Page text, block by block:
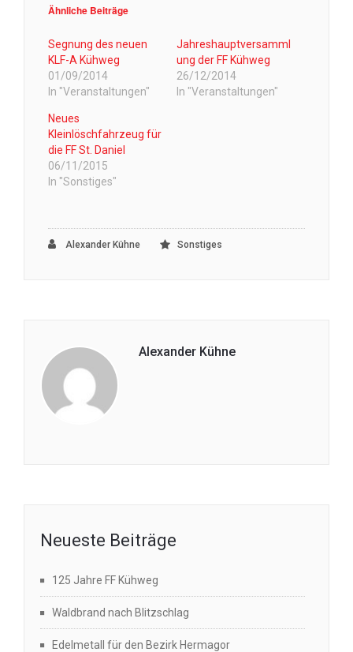
Ähnliche Beiträge
Segnung des neuen
KLF-A Kühweg
01/09/2014
In "Veranstaltungen"
Jahreshauptversamml
ung der FF Kühweg
26/12/2014
In "Veranstaltungen"
Neues
Kleinlöschfahrzeug für
die FF St. Daniel
06/11/2015
In "Sonstiges"
Alexander Kühne Sonstiges
Alexander Kühne
Neueste Beiträge
125 Jahre FF Kühweg
Waldbrand nach Blitzschlag
Edelmetall für den Bezirk Hermagor